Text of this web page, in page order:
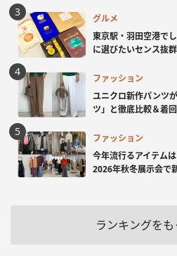
グルメ
東京駅・羽田空港で
に選びたいセンス抜
ファッション
ユニクロ新作パンツ
ツ」と徹底比較＆着
ファッション
今年流行るアイテム
2026年秋冬展示会で
ランキングを